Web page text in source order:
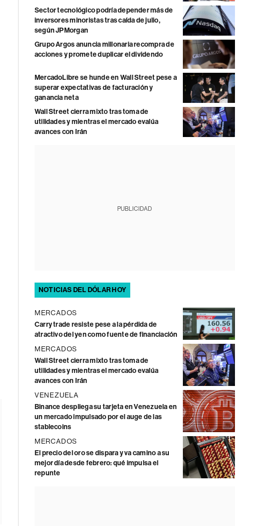
Sector tecnológico podría depender más de
inversores minoristas tras caída de julio,
según JPMorgan
Grupo Argos anuncia millonaria recompra de
acciones y promete duplicar el dividendo
MercadoLibre se hunde en Wall Street pese a
superar expectativas de facturación y
ganancia neta
Wall Street cierra mixto tras toma de
utilidades y mientras el mercado evalúa
avances con Irán
PUBLICIDAD
NOTICIAS DEL DÓLAR HOY
MERCADOS
Carry trade resiste pese a la pérdida de
atractivo del yen como fuente de financiación
MERCADOS
Wall Street cierra mixto tras toma de
utilidades y mientras el mercado evalúa
avances con Irán
VENEZUELA
Binance despliega su tarjeta en Venezuela en
un mercado impulsado por el auge de las
stablecoins
MERCADOS
El precio del oro se dispara y va camino a su
mejor día desde febrero: qué impulsa el
repunte